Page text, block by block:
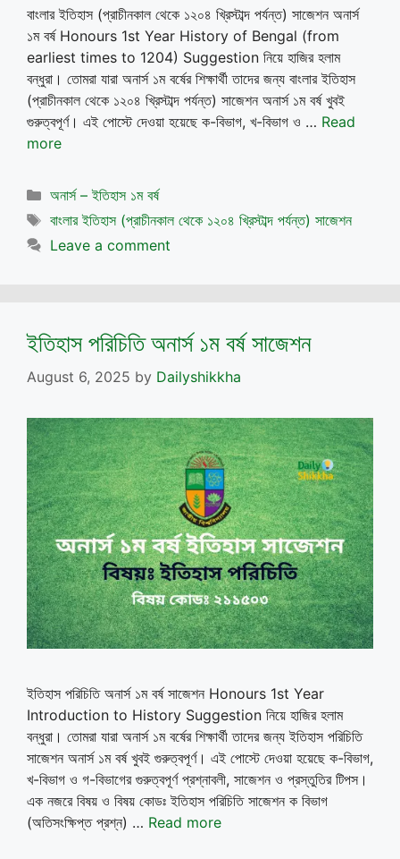
বাংলার ইতিহাস (প্রাচীনকাল থেকে ১২০৪ খ্রিস্টাব্দ পর্যন্ত) সাজেশন অনার্স
১ম বর্ষ Honours 1st Year History of Bengal (from
earliest times to 1204) Suggestion নিয়ে হাজির হলাম
বন্ধুরা। তোমরা যারা অনার্স ১ম বর্ষের শিক্ষার্থী তাদের জন্য বাংলার ইতিহাস
(প্রাচীনকাল থেকে ১২০৪ খ্রিস্টাব্দ পর্যন্ত) সাজেশন অনার্স ১ম বর্ষ খুবই
গুরুত্বপূর্ণ। এই পোস্টে দেওয়া হয়েছে ক-বিভাগ, খ-বিভাগ ও … Read
more
Categories
অনার্স – ইতিহাস ১ম বর্ষ
Tags
বাংলার ইতিহাস (প্রাচীনকাল থেকে ১২০৪ খ্রিস্টাব্দ পর্যন্ত) সাজেশন
Leave a comment
ইতিহাস পরিচিতি অনার্স ১ম বর্ষ সাজেশন
August 6, 2025 by Dailyshikkha
ইতিহাস পরিচিতি অনার্স ১ম বর্ষ সাজেশন Honours 1st Year
Introduction to History Suggestion নিয়ে হাজির হলাম
বন্ধুরা। তোমরা যারা অনার্স ১ম বর্ষের শিক্ষার্থী তাদের জন্য ইতিহাস পরিচিতি
সাজেশন অনার্স ১ম বর্ষ খুবই গুরুত্বপূর্ণ। এই পোস্টে দেওয়া হয়েছে ক-বিভাগ,
খ-বিভাগ ও গ-বিভাগের গুরুত্বপূর্ণ প্রশ্নাবলী, সাজেশন ও প্রস্তুতির টিপস।
এক নজরে বিষয় ও বিষয় কোডঃ ইতিহাস পরিচিতি সাজেশন ক বিভাগ
(অতিসংক্ষিপ্ত প্রশ্ন) … Read more